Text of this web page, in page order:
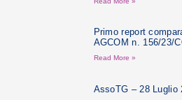
Primo report
AGCOM n. 156/23/
Read More »
AssoTG – 28 Luglio